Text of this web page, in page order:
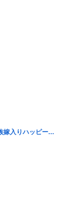
を交換した」全
んかった
2881億円の債務
されるぞ！
のテレビ番組が
接」プライズフ
美味い！」道民
トきたー！
活9年目で明か
嫁入りハッピー...